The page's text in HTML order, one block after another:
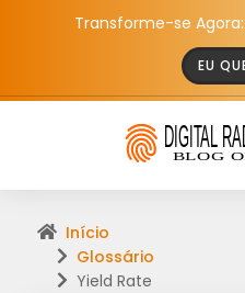
Transforme-se
EU
Início
Glossário
Yield Rate